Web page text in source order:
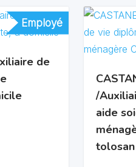
Employé
Employé
de
/
aide
tolosan